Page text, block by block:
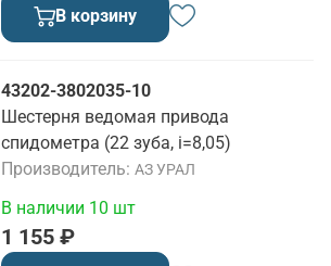
В корзину
43202-3802035-10
Шестерня ведомая привода
спидометра (22 зуба, i=8,05)
Производитель АЗ УРАЛ
1 155 ₽
В наличии 10 шт